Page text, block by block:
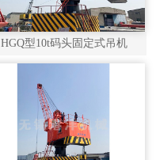
HGQ型10t码头固定式吊机